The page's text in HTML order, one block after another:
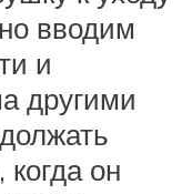
вводим
и
другими
когда он